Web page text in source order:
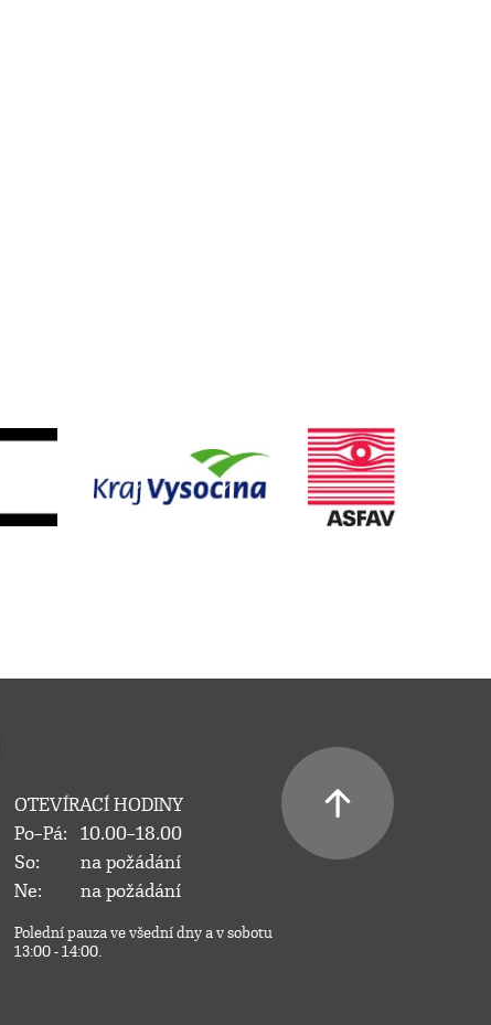
OTEVÍRACÍ HODINY
Po–Pá:
10.00–18.00
So:
na požádání
Ne:
na požádání
Polední pauza ve všední dny a v sobotu
13:00 - 14:00.